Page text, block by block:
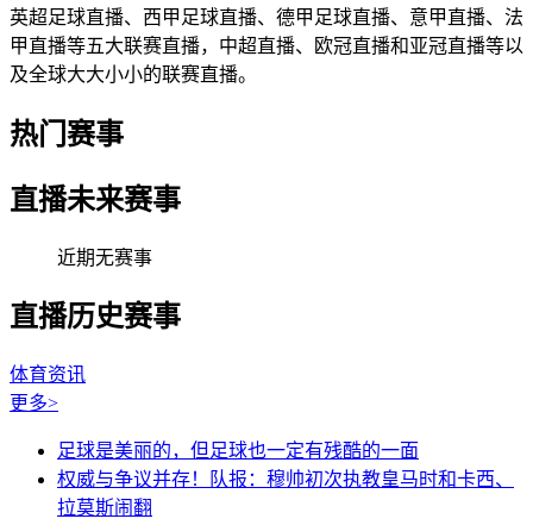
英超足球直播、西甲足球直播、德甲足球直播、意甲直播、法
甲直播等五大联赛直播，中超直播、欧冠直播和亚冠直播等以
及全球大大小小的联赛直播。
热门赛事
直播未来赛事
近期无赛事
直播历史赛事
体育资讯
更多>
足球是美丽的，但足球也一定有残酷的一面
权威与争议并存！队报：穆帅初次执教皇马时和卡西、
拉莫斯闹翻